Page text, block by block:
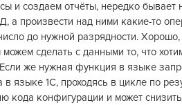
и создаем отчёты, нередко бывает
а произвести над ними какие-то
до нужной разрядности.
сделать с данными то, что
Если же нужная функция в языке
в языке 1С, проходясь в цикле по
кода конфигурации и может